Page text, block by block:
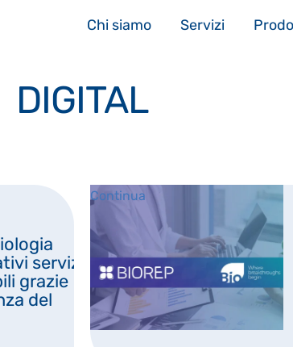
Chi siamo Servizi
DIGITAL
servizi
grazie
del
Continua